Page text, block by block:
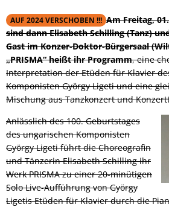
AUF 2024 VERSCHOBEN !!! Am Freitag,
sind dann Elisabeth Schilling (Tanz)
Gast im Konzer-Doktor-Bürgersaal
„PRISMA“ heißt ihr Programm, eine
Interpretation der Etüden für Klavier
Komponisten György Ligeti und eine
Mischung aus Tanzkonzert und
Anlässlich des 100. Geburtstages
des ungarischen Komponisten
György Ligeti führt die Choreografin
und Tänzerin Elisabeth Schilling ihr
Werk PRISMA zu einer 20-minütigen
Solo Live-Aufführung von György
Ligetis Etüden für Klavier durch die